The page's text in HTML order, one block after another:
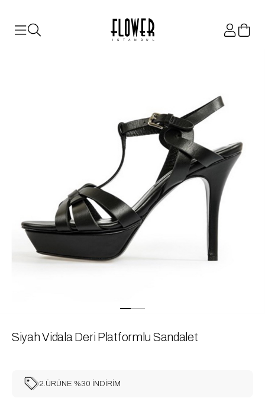
ISTANBUL
Siyah Vidala Deri Platformlu Sandalet
2.ÜRÜNE %30 İNDİRİM